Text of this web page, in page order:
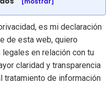
es mi declaración
de esta web, quiero
en relación con tu
claridad y transparencia
tratamiento de información